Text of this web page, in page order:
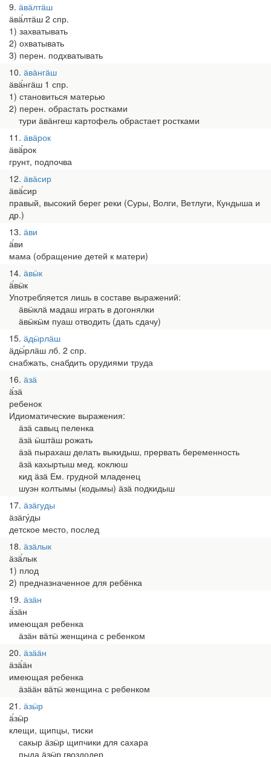
9 ӓвӓлтӓш
ӓвӓ́лтӓш 2 спр.
1) захватывать
2) охватывать
3) перен. подхватывать
10 ӓвӓнгӓш
ӓвӓ́нгӓш 1 спр.
1) становиться матерью
2) перен. обрастать ростками
тури ӓвӓнгеш картофель обрастает ростками
11 ӓвӓрок
ӓвӓ́рок
грунт, подпочва
12 ӓвӓсир
ӓвӓ́сир
правый, высокий берег реки (Суры, Волги, Ветлуги, Кундыша и
др.)
13 ӓви
ӓ́ви
мама (обращение детей к матери)
14 ӓвӹк
ӓ́вӹк
Употребляется лишь в составе выражений:
ӓвӹклӓ мадаш играть в догонялки
ӓвӹкӹм пуаш отводить (дать сдачу)
15 ӓдӹрлӓш
ӓдӹ́рлӓш лб. 2 спр.
снабжать, снабдить орудиями труда
16 ӓзӓ
ӓ́зӓ
ребенок
Идиоматические выражения:
ӓзӓ савыц пеленка
ӓзӓ ӹштӓш рожать
ӓзӓ пырахаш делать выкидыш, прервать беременность
ӓзӓ кахыртыш мед. коклюш
кид ӓзӓ Ем. грудной младенец
шуэн колтымы (кодымы) ӓзӓ подкидыш
17 ӓзӓгуды
ӓзӓгу́ды
детское место, послед
18 ӓзӓлык
ӓзӓ́лык
1) плод
2) предназначенное для ребёнка
19 ӓзӓн
ӓ́зӓн
имеющая ребенка
ӓзӓн вӓтӹ женщина с ребенком
20 ӓзӓӓн
ӓзӓ́ӓн
имеющая ребенка
ӓзӓӓн вӓтӹ женщина с ребенком
21 ӓзӹр
ӓ́зӹр
клещи, щипцы, тиски
сакыр ӓзӹр щипчики для сахара
пыда ӓзӹр гвоздодер